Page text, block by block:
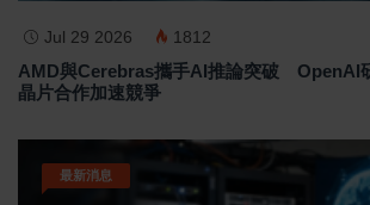
Jul 29 2026 1812
AMD與Cerebras攜手AI推論突破 OpenAI
晶片合作加速競爭
最新消息